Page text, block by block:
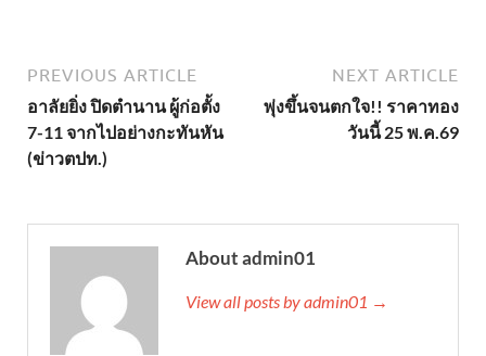
PREVIOUS ARTICLE
อาลัยยิ่ง ปิดตำนาน ผู้ก่อตั้ง
7-11 จากไปอย่างกะทันหัน
(ข่าวตปท.)
NEXT ARTICLE
พุ่งขึ้นจนตกใจ!! ราคาทอง
วันนี้ 25 พ.ค.69
About admin01
View all posts by admin01 →